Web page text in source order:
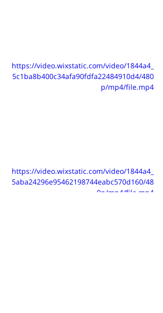
https://video.wixstatic.com/video/1844a4_
5c1ba8b400c34afa90fdfa22484910d4/480
p/mp4/file.mp4
https://video.wixstatic.com/video/1844a4_
5aba24296e95462198744eabc570d160/48
0p/mp4/file.mp4